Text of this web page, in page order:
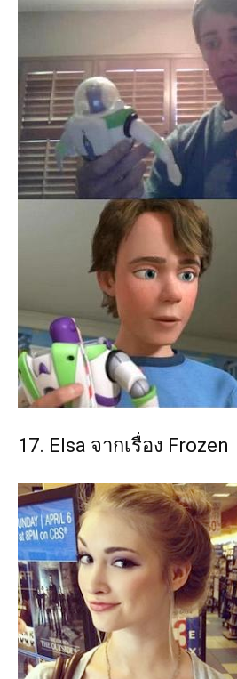
17. Elsa จากเรื่อง Frozen